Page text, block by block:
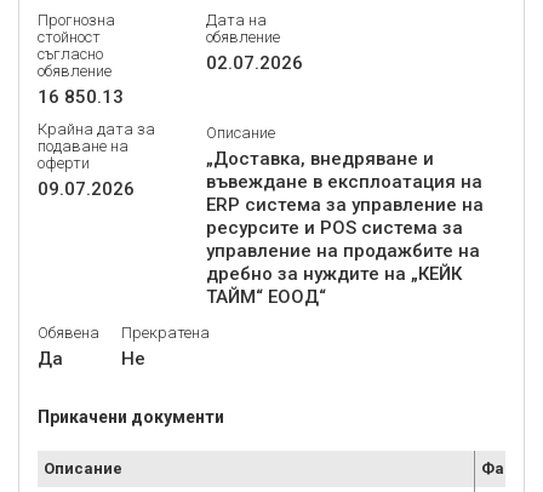
Прогнозна
стойност
съгласно
обявление
16 850.13
Дата на
обявление
02.07.2026
Крайна дата за
подаване на
оферти
09.07.2026
Описание
„Доставка, внедряване и
въвеждане в експлоатация на
ERP система за управление на
ресурсите и POS система за
управление на продажбите на
дребно за нуждите на „КЕЙК
ТАЙМ“ ЕООД“
Обявена
Да
Прекратена
Не
Прикачени документи
Описание Файл